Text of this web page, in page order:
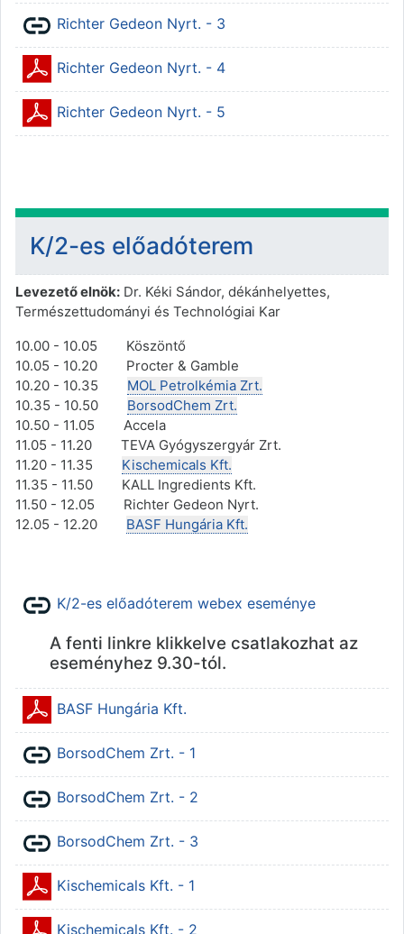
Richter Gedeon Nyrt. - 3
URL
Richter Gedeon Nyrt. - 4Állomány
Richter Gedeon Nyrt. - 5Állomány
K/2-es előadóterem
Levezető elnök: Dr. Kéki Sándor, dékánhelyettes,
Természettudományi és Technológiai Kar
10.00 - 10.05 Köszöntő
10.05 - 10.20 Procter & Gamble
10.20 - 10.35 MOL Petrolkémia Zrt.
10.35 - 10.50 BorsodChem Zrt.
10.50 - 11.05 Accela
11.05 - 11.20 TEVA Gyógyszergyár Zrt.
11.20 - 11.35 Kischemicals Kft.
11.35 - 11.50 KALL Ingredients Kft.
11.50 - 12.05 Richter Gedeon Nyrt.
12.05 - 12.20 BASF Hungária Kft.
K/2-es előadóterem webex eseménye
URL
A fenti linkre klikkelve csatlakozhat az
eseményhez 9.30-tól.
BASF Hungária Kft.Állomány
BorsodChem Zrt. - 1
URL
BorsodChem Zrt. - 2
URL
BorsodChem Zrt. - 3
URL
Kischemicals Kft. - 1Állomány
Kischemicals Kft. - 2Állomány